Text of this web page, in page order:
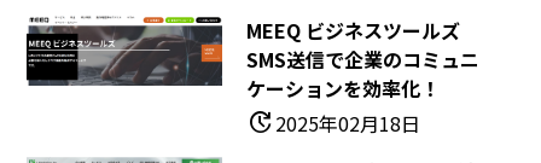
MEEQ ビジネスツールズ
SMS送信で企業のコミュニ
ケーションを効率化！
update2025年02月18日